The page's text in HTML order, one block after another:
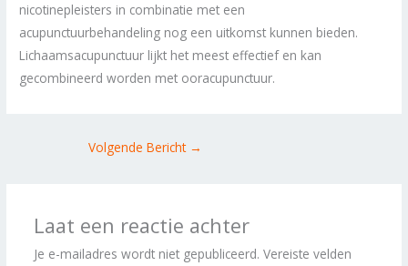
nicotinepleisters in combinatie met een
acupunctuurbehandeling nog een uitkomst kunnen bieden.
Lichaamsacupunctuur lijkt het meest effectief en kan
gecombineerd worden met ooracupunctuur.
Volgende Bericht →
Laat een reactie achter
Je e-mailadres wordt niet gepubliceerd. Vereiste velden